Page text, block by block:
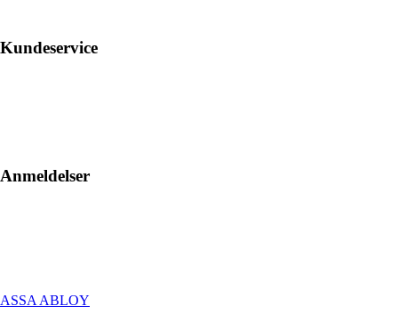
Kundeservice
Anmeldelser
ASSA ABLOY